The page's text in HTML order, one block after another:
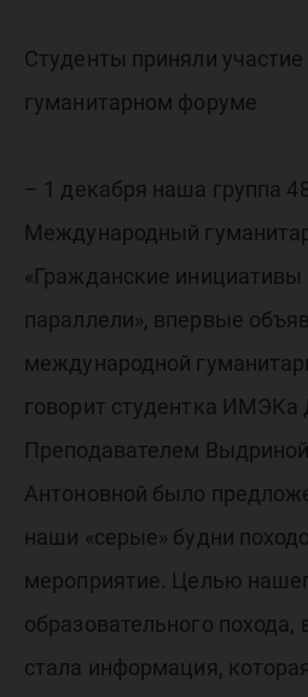
Студенты приняли
гуманитарном форуме
– 1 декабря наша группа
Международный
«Гражданские инициативы
параллели», впервые
международной
говорит студентка ИМЭКа
Преподавателем
Антоновной было
наши «серые» будни
мероприятие. Целью
образовательного похода,
стала информация,